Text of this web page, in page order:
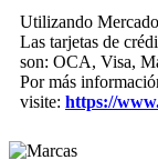
Utilizando
Las tarjetas de
son: OCA, Visa,
Por más
visite: https://